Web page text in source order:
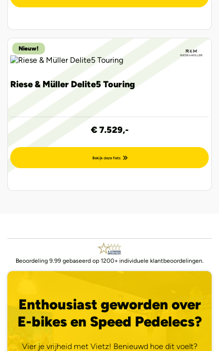
Riese & Müller Delite5 Touring
€ 7.529,-
Bekijk deze fiets
Nieuw!
Beoordeling 9.99 gebaseerd op 1200+ individuele klantbeoordelingen.
Enthousiast geworden over
E-bikes en Speed Pedelecs?
Vier je vrijheid met Vietz! Benieuwd hoe dit voelt?